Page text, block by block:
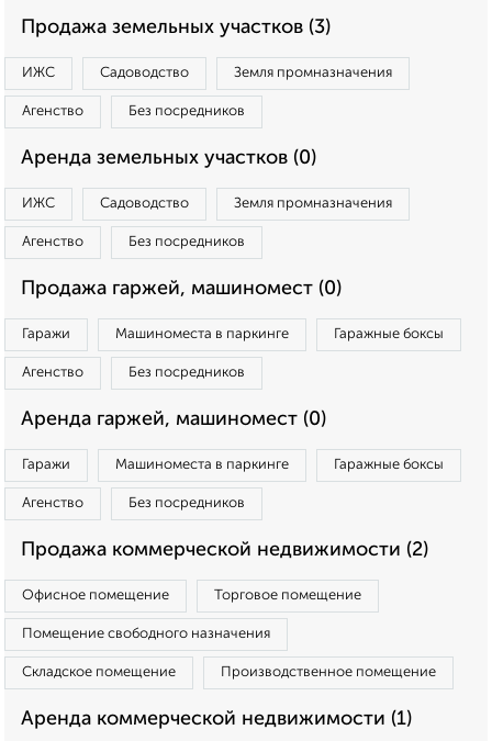
Продажа земельных участков (3)
ИЖС Садоводство Земля промназначения
Агенство Без посредников
Аренда земельных участков (0)
ИЖС Садоводство Земля промназначения
Агенство Без посредников
Продажа гаржей, машиномест (0)
Гаражи Машиноместа в паркинге Гаражные боксы
Агенство Без посредников
Аренда гаржей, машиномест (0)
Гаражи Машиноместа в паркинге Гаражные боксы
Агенство Без посредников
Продажа коммерческой недвижимости (2)
Офисное помещение Торговое помещение
Помещение свободного назначения
Складское помещение Производственное помещение
Аренда коммерческой недвижимости (1)